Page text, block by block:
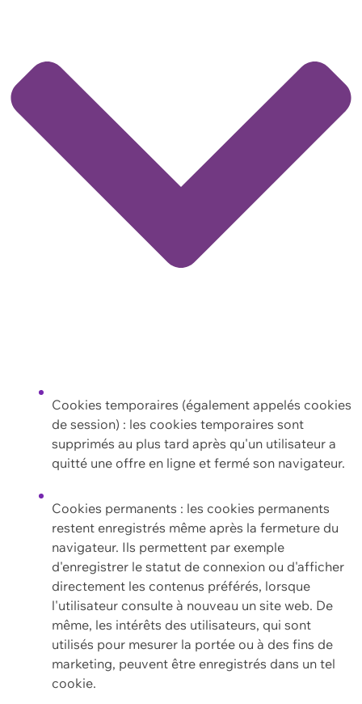
Cookies temporaires (également appelés cookies
de session) : les cookies temporaires sont
supprimés au plus tard après qu'un utilisateur a
quitté une offre en ligne et fermé son navigateur.
Cookies permanents : les cookies permanents
restent enregistrés même après la fermeture du
navigateur. Ils permettent par exemple
d'enregistrer le statut de connexion ou d'afficher
directement les contenus préférés, lorsque
l'utilisateur consulte à nouveau un site web. De
même, les intérêts des utilisateurs, qui sont
utilisés pour mesurer la portée ou à des fins de
marketing, peuvent être enregistrés dans un tel
cookie.